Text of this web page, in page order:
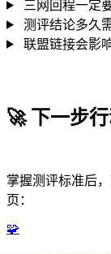
三网回程一定
测评结论多久
联盟链接会影
🚀下一步
掌握测评标准后
页：
🧩